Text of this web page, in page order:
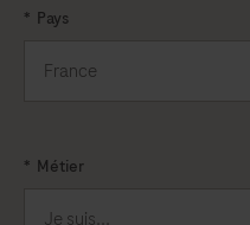
* Pays
* Métier